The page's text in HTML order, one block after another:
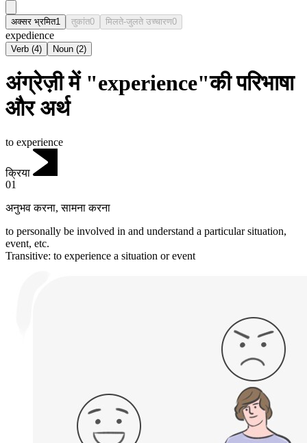
अक्सर भ्रमित1 तुकांत0 मिलते-जुलते उच्चारण0
expedience
Verb (4) Noun (2)
अंग्रेज़ी में "experience"की परिभाषा
और अर्थ
to experience
क्रिया
01
अनुभव करना,सामना करना
to personally be involved in and understand a particular situation,
event, etc.
Transitive: to experience a situation or event